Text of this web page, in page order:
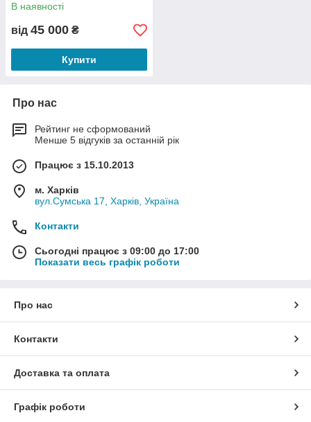
В наявності
від 45 000 ₴
Купити
Про нас
Рейтинг не сформований
Менше 5 відгуків за останній рік
Працює з 15.10.2013
м. Харків
вул.Сумська 17, Харків, Україна
Контакти
Сьогодні працює з 09:00 до 17:00
Показати весь графік роботи
Про нас
Контакти
Доставка та оплата
Графік роботи